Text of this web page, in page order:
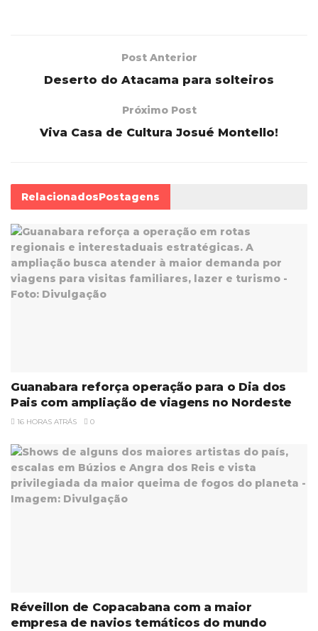
Post Anterior
Deserto do Atacama para solteiros
Próximo Post
Viva Casa de Cultura Josué Montello!
RelacionadosPostagens
Guanabara reforça operação para o Dia dos
Pais com ampliação de viagens no Nordeste
16 HORAS ATRÁS 0
Réveillon de Copacabana com a maior
empresa de navios temáticos do mundo